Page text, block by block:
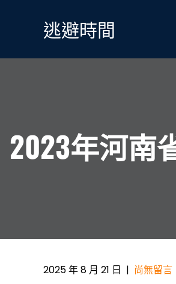
逃避時間
2023年河南
2025 年 8 月 21 日 | 尚無留言